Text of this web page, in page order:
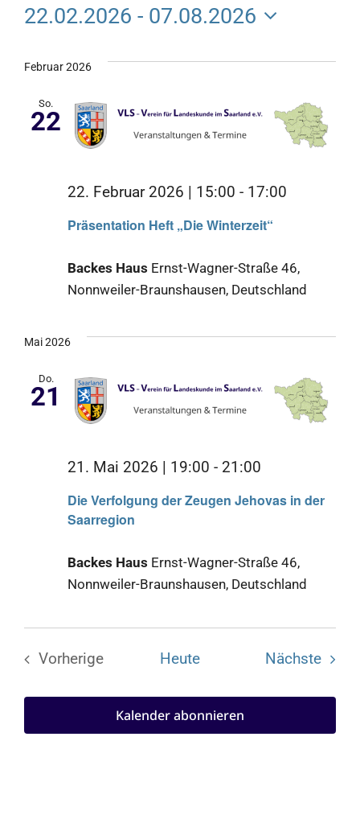
22.02.2026 - 07.08.2026
wählen.
Februar 2026
So.
22
Präsentation Heft „Die Winterzeit“
22. Februar 2026 | 15:00 - 17:00
Backes Haus Ernst-Wagner-Straße 46,
Nonnweiler-Braunshausen, Deutschland
Mai 2026
Do.
21
Die Verfolgung der Zeugen Jehovas in der
Saarregion
21. Mai 2026 | 19:00 - 21:00
Backes Haus Ernst-Wagner-Straße 46,
Nonnweiler-Braunshausen, Deutschland
Vorherige
Heute Nächste
Kalender abonnieren